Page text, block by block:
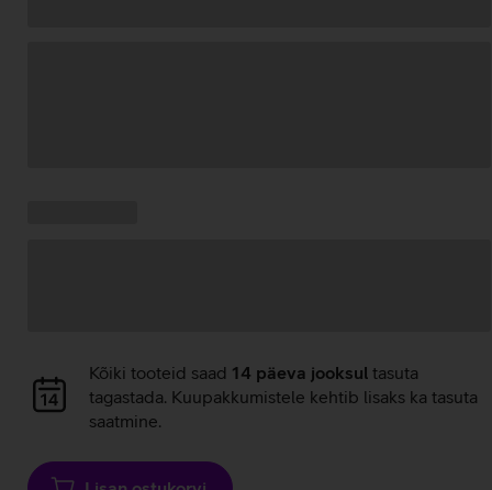
Andmete
laadimine
Kõiki tooteid saad 14 päeva jooksul tasuta
tagastada. Kuupakkumistele kehtib lisaks ka tasuta
saatmine.